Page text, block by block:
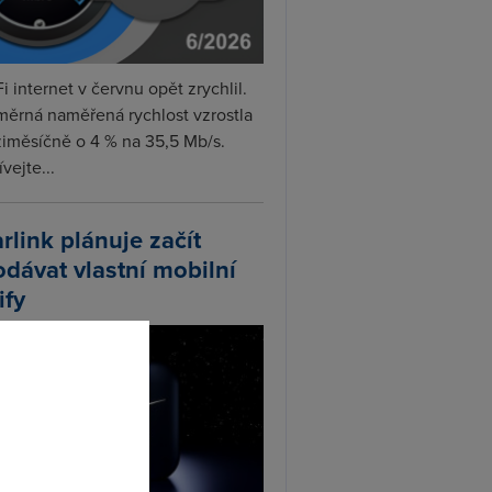
internet v červnu opět zrychlil.
naměřená rychlost vzrostla
o 4 % na 35,5 Mb/s.
plánuje začít
vlastní mobilní